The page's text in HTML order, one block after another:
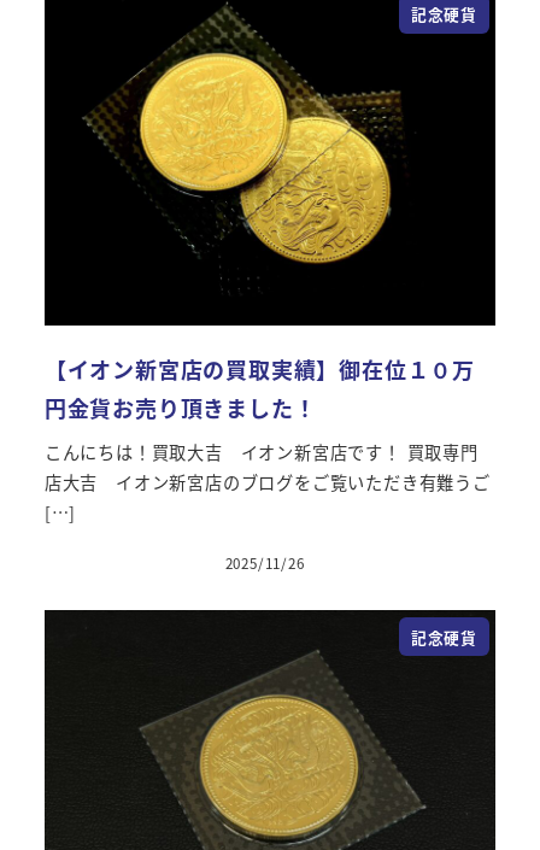
記念硬貨
【イオン新宮店の買取実績】御在位１０万
円金貨お売り頂きました！
こんにちは！買取大吉 イオン新宮店です！ 買取専門
店大吉 イオン新宮店のブログをご覧いただき有難うご
[…]
投稿日
2025/11/26
記念硬貨